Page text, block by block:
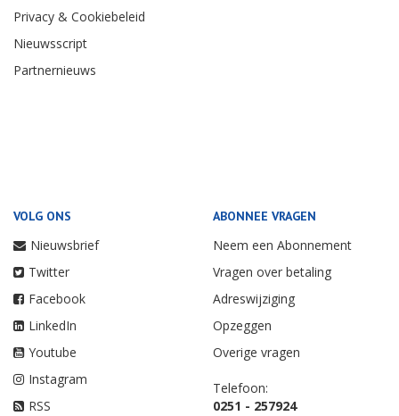
Privacy & Cookiebeleid
Nieuwsscript
Partnernieuws
VOLG ONS
Nieuwsbrief
Twitter
Facebook
LinkedIn
Youtube
Instagram
RSS
ABONNEE VRAGEN
Neem een Abonnement
Vragen over betaling
Adreswijziging
Opzeggen
Overige vragen
Telefoon:
0251 - 257924